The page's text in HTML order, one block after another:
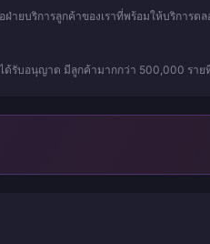
ยบริการลูกค้าของเราที่พร้อมให้บริการต
รับอนุญาต มีลูกค้ามากกว่า 500,000 รายที่